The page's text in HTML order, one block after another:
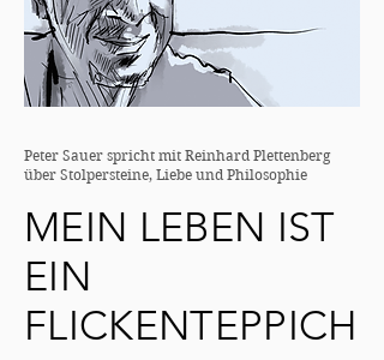
Peter Sauer spricht mit Reinhard Plettenberg
über Stolpersteine, Liebe und Philosophie
MEIN LEBEN IST
EIN
FLICKENTEPPICH